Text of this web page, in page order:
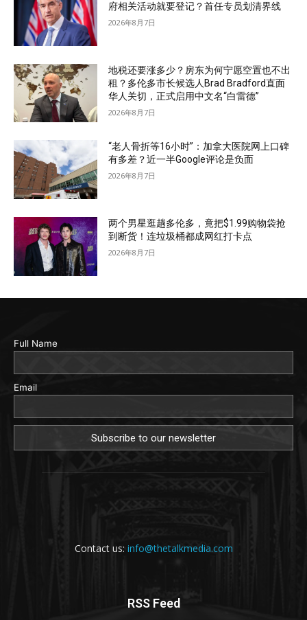
府相关活动就要登记？首任专员划清界线
2026年8月7日
地税还要涨多少？房东为何宁愿空置也不出
租？多伦多市长候选人Brad Bradford直面
华人关切，正式启用中文名“白雷德”
2026年8月7日
“老人骨折等16小时”：加拿大医院网上口碑
有多差？近一半Google评论是负面
2026年8月7日
两个男星逛趟多伦多，竟把$1.99购物袋抢
到断货！连垃圾桶都成网红打卡点
2026年8月7日
Full Name
Email
Contact us: info@thetalkmedia.com
RSS Feed